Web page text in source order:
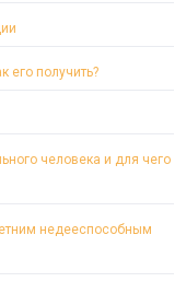
его получить?
человека и для чего
недееспособным